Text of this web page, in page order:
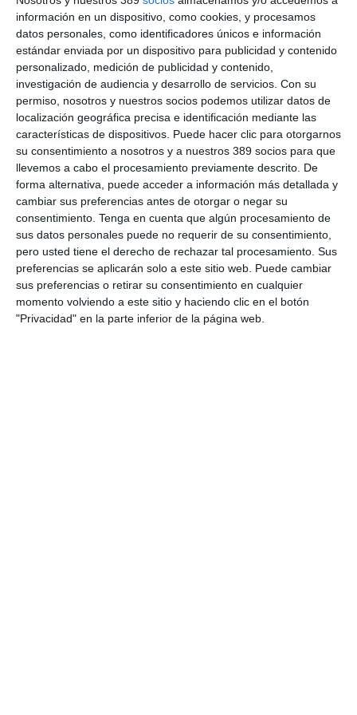
información en un dispositivo, como cookies, y procesamos
datos personales, como identificadores únicos e información
estándar enviada por un dispositivo para publicidad y contenido
personalizado, medición de publicidad y contenido,
investigación de audiencia y desarrollo de servicios. Con su
permiso, nosotros y nuestros socios podemos utilizar datos de
localización geográfica precisa e identificación mediante las
características de dispositivos. Puede hacer clic para otorgarnos
su consentimiento a nosotros y a nuestros 389 socios para que
llevemos a cabo el procesamiento previamente descrito. De
forma alternativa, puede acceder a información más detallada y
cambiar sus preferencias antes de otorgar o negar su
consentimiento. Tenga en cuenta que algún procesamiento de
sus datos personales puede no requerir de su consentimiento,
pero usted tiene el derecho de rechazar tal procesamiento. Sus
preferencias se aplicarán solo a este sitio web. Puede cambiar
sus preferencias o retirar su consentimiento en cualquier
momento volviendo a este sitio y haciendo clic en el botón
"Privacidad" en la parte inferior de la página web.
permitirá evaluar mejor el impacto de las catástrofes naturales
en el sector de los seguros y en la economía en general",
exponen.
Entre los ámbitos clave de cooperación se incluyen la mejora
de las metodologías de evaluación de riesgos y la optimización
de la recopilación y el análisis de datos sobre pérdidas
causadas por catástrofes, "lo que contribuirá a crear
sociedades más resilientes y sostenibles en Europa".
Si quiere recibir diariamente y GRATIS noticias como
LO ÚLTIMO
La verdad sobre la IA en el seguro: qué funciona ya y qué sigue
siendo una promesa
Munich Re alcanza un beneficio de casi 4.000 millones y